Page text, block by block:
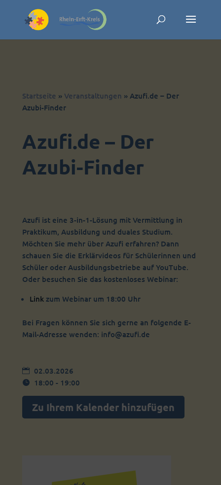
Startseite » Veranstaltungen » Azufi.de – Der
Azubi-Finder
Azufi.de – Der
Azubi-Finder
Azufi ist eine 3-in-1-Lösung mit Vermittlung in
Praktikum, Ausbildung und duales Studium.
Möchten Sie mehr über Azufi erfahren? Dann
schauen Sie die Erklärvideos für Schülerinnen und
Schüler oder Ausbildungsbetriebe auf YouTube.
Oder besuchen Sie das kostenloses Webinar:
Link zum Webinar um 18:00 Uhr
Bei Fragen können Sie sich gerne an folgende E-
Mail-Adresse wenden: info@azufi.de
02.03.2026
18:00 - 19:00
Zu Ihrem Kalender hinzufügen